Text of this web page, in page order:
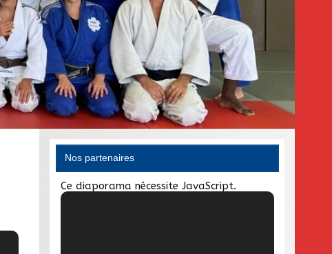
Nos partenaires
Ce diaporama nécessite JavaScript.